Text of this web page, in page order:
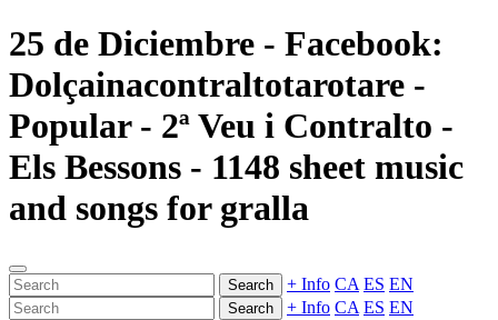
25 de Diciembre - Facebook:
Dolçainacontraltotarotare -
Popular - 2ª Veu i Contralto -
Els Bessons - 1148 sheet music
and songs for gralla
Search + Info CA ES EN
Search + Info CA ES EN